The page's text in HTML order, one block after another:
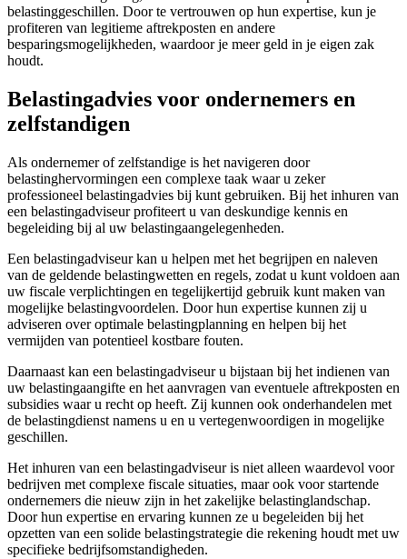
belastinggeschillen. Door te vertrouwen op hun expertise, kun je
profiteren van legitieme aftrekposten en andere
besparingsmogelijkheden, waardoor je meer geld in je eigen zak
houdt.
Belastingadvies voor ondernemers en
zelfstandigen
Als ondernemer of zelfstandige is het navigeren door
belastinghervormingen een complexe taak waar u zeker
professioneel belastingadvies bij kunt gebruiken. Bij het inhuren van
een belastingadviseur profiteert u van deskundige kennis en
begeleiding bij al uw belastingaangelegenheden.
Een belastingadviseur kan u helpen met het begrijpen en naleven
van de geldende belastingwetten en regels, zodat u kunt voldoen aan
uw fiscale verplichtingen en tegelijkertijd gebruik kunt maken van
mogelijke belastingvoordelen. Door hun expertise kunnen zij u
adviseren over optimale belastingplanning en helpen bij het
vermijden van potentieel kostbare fouten.
Daarnaast kan een belastingadviseur u bijstaan bij het indienen van
uw belastingaangifte en het aanvragen van eventuele aftrekposten en
subsidies waar u recht op heeft. Zij kunnen ook onderhandelen met
de belastingdienst namens u en u vertegenwoordigen in mogelijke
geschillen.
Het inhuren van een belastingadviseur is niet alleen waardevol voor
bedrijven met complexe fiscale situaties, maar ook voor startende
ondernemers die nieuw zijn in het zakelijke belastinglandschap.
Door hun expertise en ervaring kunnen ze u begeleiden bij het
opzetten van een solide belastingstrategie die rekening houdt met uw
specifieke bedrijfsomstandigheden.